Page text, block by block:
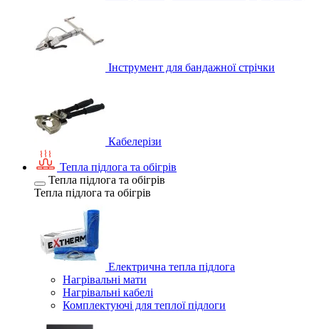
Інструмент для бандажної стрічки
Кабелерізи
Тепла підлога та обігрів
Тепла підлога та обігрів
Тепла підлога та обігрів
Електрична тепла підлога
Нагрівальні мати
Нагрівальні кабелі
Комплектуючі для теплої підлоги